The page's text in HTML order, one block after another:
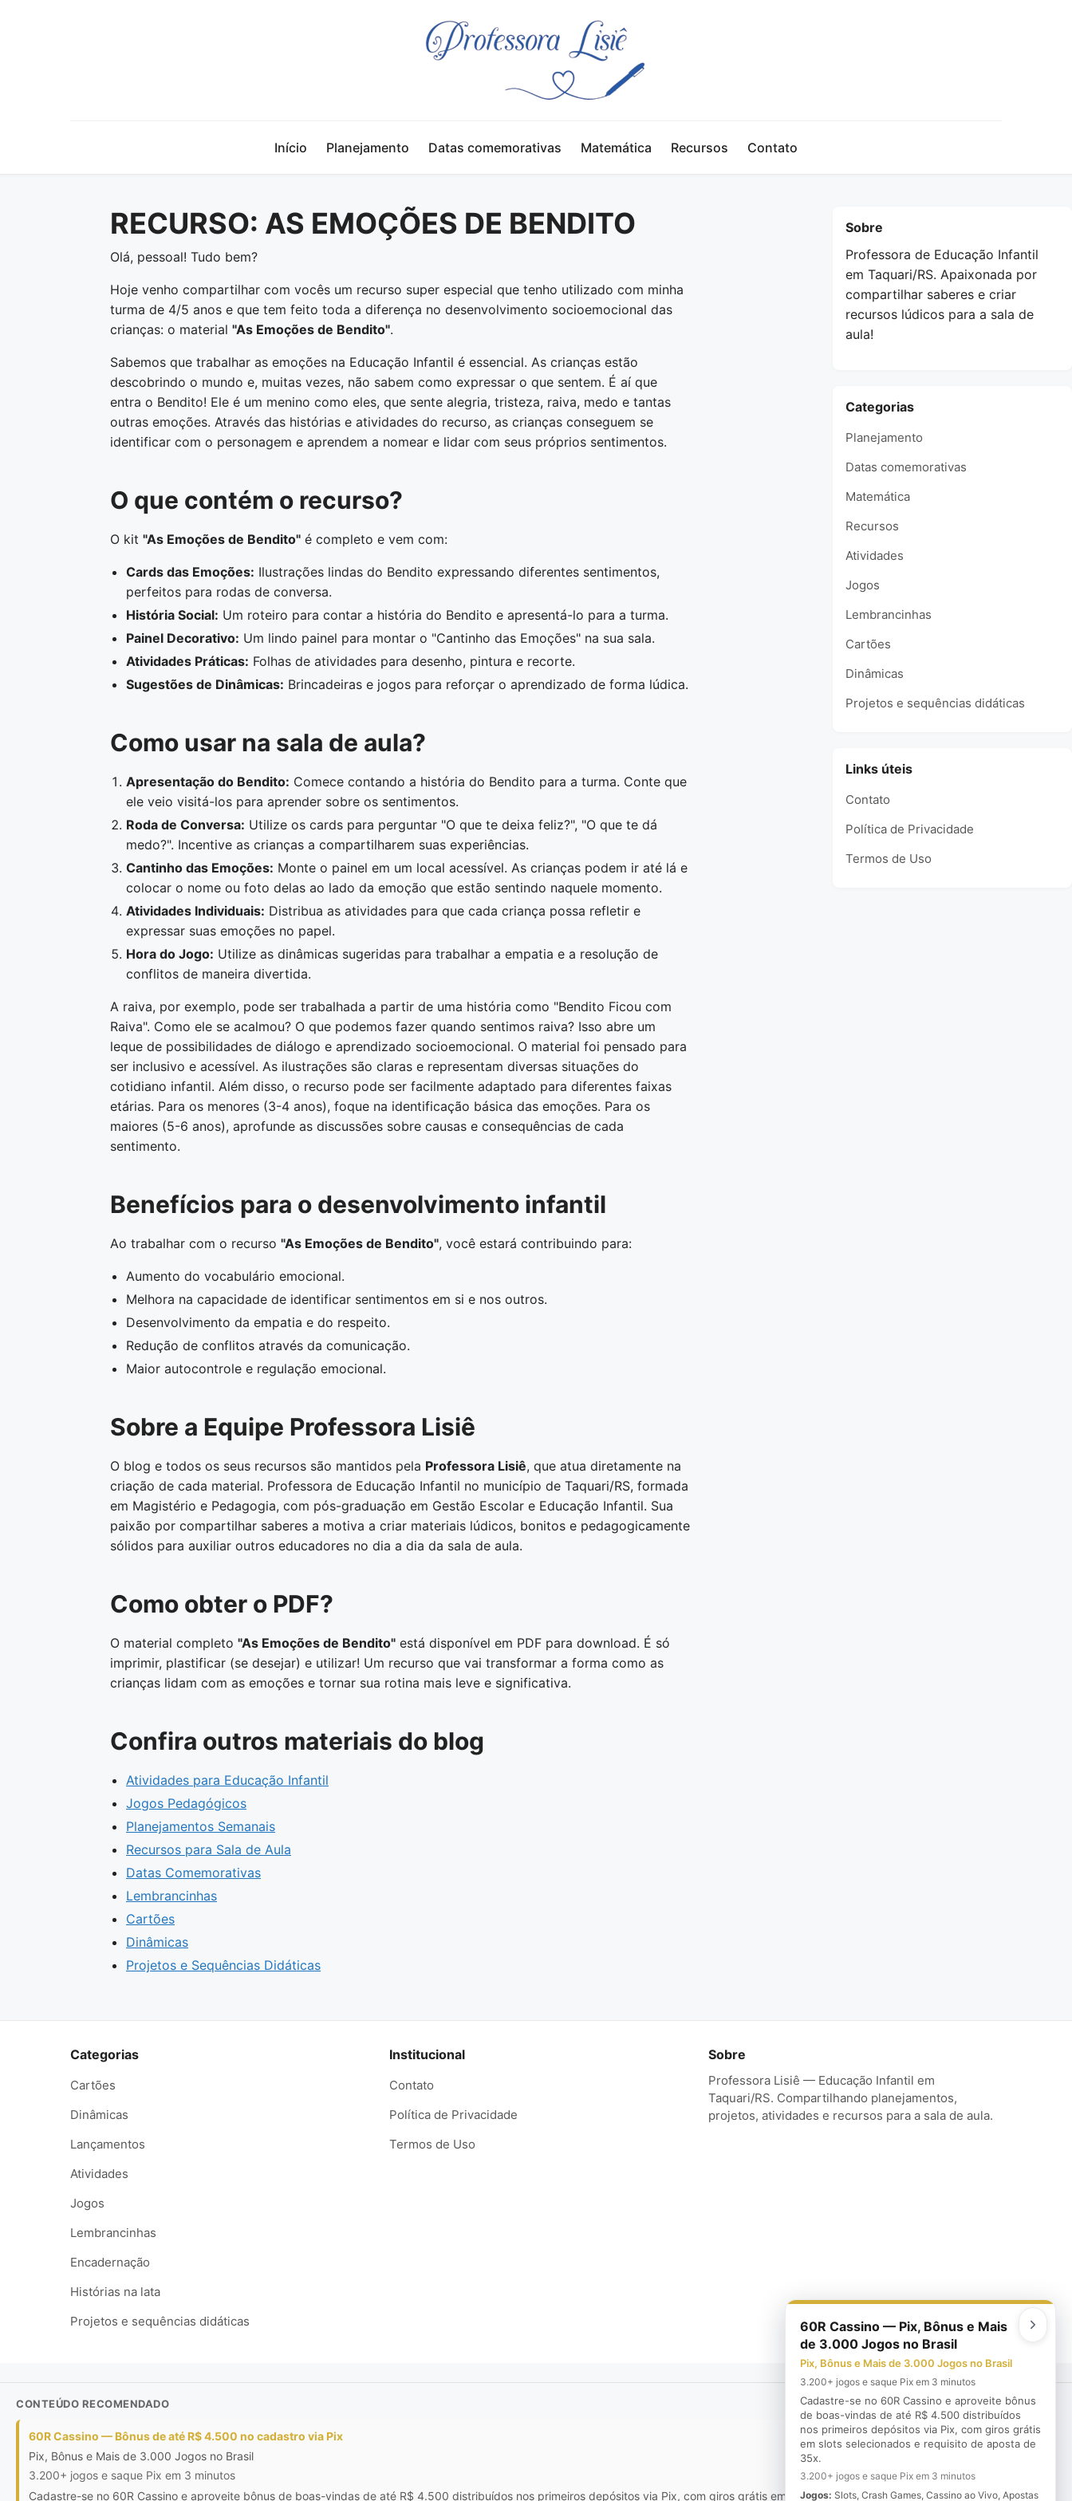
Início Planejamento Datas comemorativas Matemática Recursos Contato
RECURSO: AS EMOÇÕES DE BENDITO
Olá, pessoal! Tudo bem?
Hoje venho compartilhar com vocês um recurso super especial que tenho utilizado com minha
turma de 4/5 anos e que tem feito toda a diferença no desenvolvimento socioemocional das
crianças: o material "As Emoções de Bendito".
Sabemos que trabalhar as emoções na Educação Infantil é essencial. As crianças estão
descobrindo o mundo e, muitas vezes, não sabem como expressar o que sentem. É aí que
entra o Bendito! Ele é um menino como eles, que sente alegria, tristeza, raiva, medo e tantas
outras emoções. Através das histórias e atividades do recurso, as crianças conseguem se
identificar com o personagem e aprendem a nomear e lidar com seus próprios sentimentos.
O que contém o recurso?
O kit "As Emoções de Bendito" é completo e vem com:
Cards das Emoções: Ilustrações lindas do Bendito expressando diferentes sentimentos,
perfeitos para rodas de conversa.
História Social: Um roteiro para contar a história do Bendito e apresentá-lo para a turma.
Painel Decorativo: Um lindo painel para montar o "Cantinho das Emoções" na sua sala.
Atividades Práticas: Folhas de atividades para desenho, pintura e recorte.
Sugestões de Dinâmicas: Brincadeiras e jogos para reforçar o aprendizado de forma lúdica.
Como usar na sala de aula?
Apresentação do Bendito: Comece contando a história do Bendito para a turma. Conte que
ele veio visitá-los para aprender sobre os sentimentos.
Roda de Conversa: Utilize os cards para perguntar "O que te deixa feliz?", "O que te dá
medo?". Incentive as crianças a compartilharem suas experiências.
Cantinho das Emoções: Monte o painel em um local acessível. As crianças podem ir até lá e
colocar o nome ou foto delas ao lado da emoção que estão sentindo naquele momento.
Atividades Individuais: Distribua as atividades para que cada criança possa refletir e
expressar suas emoções no papel.
Hora do Jogo: Utilize as dinâmicas sugeridas para trabalhar a empatia e a resolução de
conflitos de maneira divertida.
A raiva, por exemplo, pode ser trabalhada a partir de uma história como "Bendito Ficou com
Raiva". Como ele se acalmou? O que podemos fazer quando sentimos raiva? Isso abre um
leque de possibilidades de diálogo e aprendizado socioemocional. O material foi pensado para
ser inclusivo e acessível. As ilustrações são claras e representam diversas situações do
cotidiano infantil. Além disso, o recurso pode ser facilmente adaptado para diferentes faixas
etárias. Para os menores (3-4 anos), foque na identificação básica das emoções. Para os
maiores (5-6 anos), aprofunde as discussões sobre causas e consequências de cada
sentimento.
Benefícios para o desenvolvimento infantil
Ao trabalhar com o recurso "As Emoções de Bendito", você estará contribuindo para:
Aumento do vocabulário emocional.
Melhora na capacidade de identificar sentimentos em si e nos outros.
Desenvolvimento da empatia e do respeito.
Redução de conflitos através da comunicação.
Maior autocontrole e regulação emocional.
Sobre a Equipe Professora Lisiê
O blog e todos os seus recursos são mantidos pela Professora Lisiê, que atua diretamente na
criação de cada material. Professora de Educação Infantil no município de Taquari/RS, formada
em Magistério e Pedagogia, com pós-graduação em Gestão Escolar e Educação Infantil. Sua
paixão por compartilhar saberes a motiva a criar materiais lúdicos, bonitos e pedagogicamente
sólidos para auxiliar outros educadores no dia a dia da sala de aula.
Como obter o PDF?
O material completo "As Emoções de Bendito" está disponível em PDF para download. É só
imprimir, plastificar (se desejar) e utilizar! Um recurso que vai transformar a forma como as
crianças lidam com as emoções e tornar sua rotina mais leve e significativa.
Confira outros materiais do blog
Atividades para Educação Infantil
Jogos Pedagógicos
Planejamentos Semanais
Recursos para Sala de Aula
Datas Comemorativas
Lembrancinhas
Cartões
Dinâmicas
Projetos e Sequências Didáticas
Sobre
Professora de Educação Infantil
em Taquari/RS. Apaixonada por
compartilhar saberes e criar
recursos lúdicos para a sala de
aula!
Categorias
Planejamento
Datas comemorativas
Matemática
Recursos
Atividades
Jogos
Lembrancinhas
Cartões
Dinâmicas
Projetos e sequências didáticas
Links úteis
Contato
Política de Privacidade
Termos de Uso
Categorias
Cartões
Dinâmicas
Lançamentos
Atividades
Jogos
Lembrancinhas
Encadernação
Histórias na lata
Projetos e sequências didáticas
Institucional
Contato
Política de Privacidade
Termos de Uso
Sobre
Professora Lisiê — Educação Infantil em
Taquari/RS. Compartilhando planejamentos,
projetos, atividades e recursos para a sala de aula.
CONTEÚDO RECOMENDADO
60R Cassino — Bônus de até R$ 4.500 no cadastro via Pix
Pix, Bônus e Mais de 3.000 Jogos no Brasil
3.200+ jogos e saque Pix em 3 minutos
Cadastre-se no 60R Cassino e aproveite bônus de boas-vindas de até R$ 4.500 distribuídos nos primeiros depósitos via Pix, com giros grátis em slots selecionados e requisito de aposta de 35x.
60R Cassino — Pix, Bônus e Mais
de 3.000 Jogos no Brasil
Pix, Bônus e Mais de 3.000 Jogos no Brasil
3.200+ jogos e saque Pix em 3 minutos
Cadastre-se no 60R Cassino e aproveite bônus
de boas-vindas de até R$ 4.500 distribuídos
nos primeiros depósitos via Pix, com giros grátis
em slots selecionados e requisito de aposta de
35x.
3.200+ jogos e saque Pix em 3 minutos
Jogos: Slots, Crash Games, Cassino ao Vivo, Apostas